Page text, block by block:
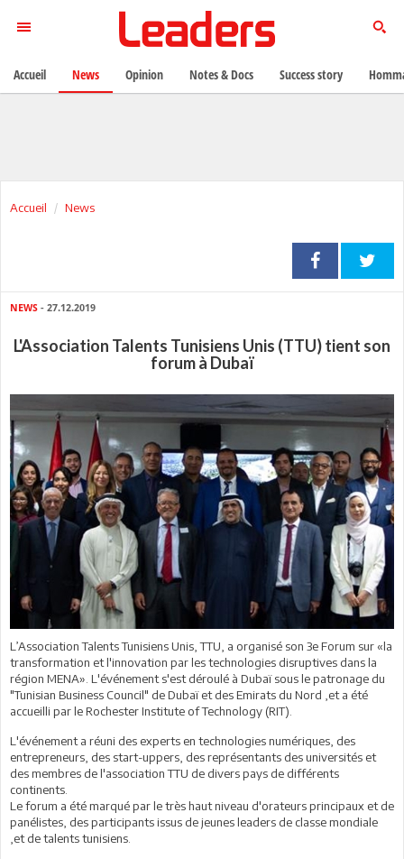
Accueil News
NEWS - 27.12.2019
L'Association Talents Tunisiens Unis (TTU) tient son
forum à Dubaï
L’Association Talents Tunisiens Unis, TTU, a organisé son 3e Forum sur «la
transformation et l'innovation par les technologies disruptives dans la
région MENA». L'événement s'est déroulé à Dubaï sous le patronage du
"Tunisian Business Council" de Dubaï et des Emirats du Nord ,et a été
accueilli par le Rochester Institute of Technology (RIT).
L'événement a réuni des experts en technologies numériques, des
entrepreneurs, des start-uppers, des représentants des universités et
des membres de l'association TTU de divers pays de différents
continents.
Le forum a été marqué par le très haut niveau d'orateurs principaux et de
panélistes, des participants issus de jeunes leaders de classe mondiale
,et de talents tunisiens.
Accueil News Opinion Notes & Docs Success story